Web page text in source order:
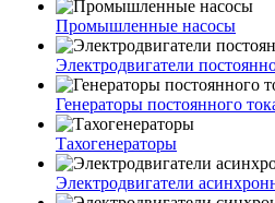
Промышленные насосы
Электродвигатели
Генераторы постоянного
Тахогенераторы
Электродвигатели